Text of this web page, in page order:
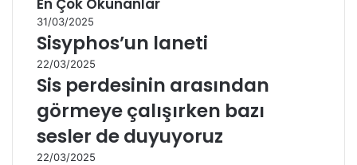
En Çok Okunanlar
31/03/2025
Sisyphos’un laneti
22/03/2025
Sis perdesinin arasından
görmeye çalışırken bazı
sesler de duyuyoruz
22/03/2025